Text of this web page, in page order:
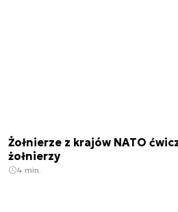
Żołnierze z krajów NATO
żołnierzy
4 min.